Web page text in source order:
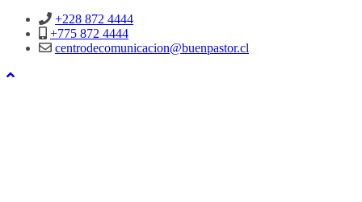
+228 872 4444
+775 872 4444
centrodecomunicacion@buenpastor.cl